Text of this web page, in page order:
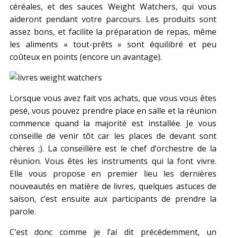
céréales, et des sauces Weight Watchers, qui vous
aideront pendant votre parcours. Les produits sont
assez bons, et facilite la préparation de repas, même
les aliments « tout-prêts » sont équilibré et peu
coûteux en points (encore un avantage).
Lorsque vous avez fait vos achats, que vous vous êtes
pesé, vous pouvez prendre place en salle et la réunion
commence quand la majorité est installée. Je vous
conseille de venir tôt car les places de devant sont
chères ;). La conseillère est le chef d’orchestre de la
réunion. Vous êtes les instruments qui la font vivre.
Elle vous propose en premier lieu les dernières
nouveautés en matière de livres, quelques astuces de
saison, c’est ensuite aux participants de prendre la
parole.
C’est donc comme je l’ai dit précédemment, un